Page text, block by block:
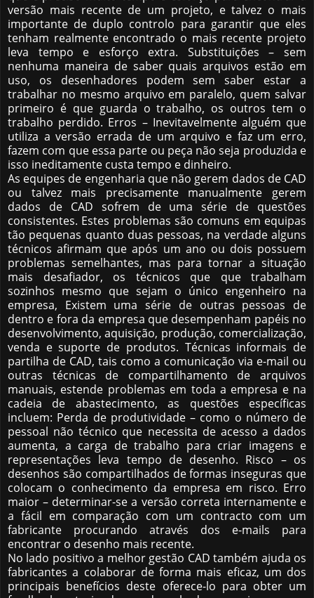
versão mais recente de um projeto, e talvez o mais
importante de duplo controlo para garantir que eles
tenham realmente encontrado o mais recente projeto
leva tempo e esforço extra. Substituições – sem
nenhuma maneira de saber quais arquivos estão em
uso, os desenhadores podem sem saber estar a
trabalhar no mesmo arquivo em paralelo, quem salvar
primeiro é que guarda o trabalho, os outros tem o
trabalho perdido. Erros – Inevitavelmente alguém que
utiliza a versão errada de um arquivo e faz um erro,
fazem com que essa parte ou peça não seja produzida e
isso ineditamente custa tempo e dinheiro.
As equipes de engenharia que não gerem dados de CAD
ou talvez mais precisamente manualmente gerem
dados de CAD sofrem de uma série de questões
consistentes. Estes problemas são comuns em equipas
tão pequenas quanto duas pessoas, na verdade alguns
técnicos afirmam que após um ano ou dois possuem
problemas semelhantes, mas para tornar a situação
mais desafiador, os técnicos que que trabalham
sozinhos mesmo que sejam o único engenheiro na
empresa, Existem uma série de outras pessoas de
dentro e fora da empresa que desempenham papéis no
desenvolvimento, aquisição, produção, comercialização,
venda e suporte de produtos. Técnicas informais de
partilha de CAD, tais como a comunicação via e-mail ou
outras técnicas de compartilhamento de arquivos
manuais, estende problemas em toda a empresa e na
cadeia de abastecimento, as questões específicas
incluem: Perda de produtividade – como o número de
pessoal não técnico que necessita de acesso a dados
aumenta, a carga de trabalho para criar imagens e
representações leva tempo de desenho. Risco – os
desenhos são compartilhados de formas inseguras que
colocam o conhecimento da empresa em risco. Erro
maior – determinar-se a versão correta internamente e
a fácil em comparação com um contracto com um
fabricante procurando através dos e-mails para
encontrar o desenho mais recente.
No lado positivo a melhor gestão CAD também ajuda os
fabricantes a colaborar de forma mais eficaz, um dos
principais benefícios deste oferece-lo para obter um